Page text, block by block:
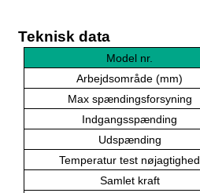
Teknisk data
Model nr.
Arbejdsområde (mm)
Max spændingsforsyning
Indgangsspænding
Udspænding
Temperatur test nøjagtighed
Samlet kraft